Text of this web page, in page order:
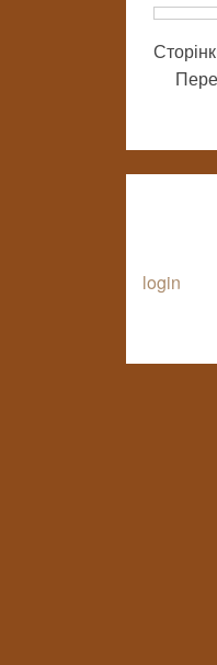
login